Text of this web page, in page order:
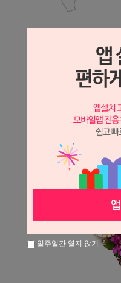
일주일간 열지 않기